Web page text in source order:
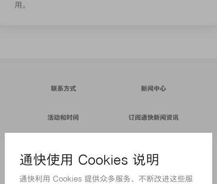
用。
联系方式 新闻中心
活动和时间 订阅通快新闻资讯
联系方式